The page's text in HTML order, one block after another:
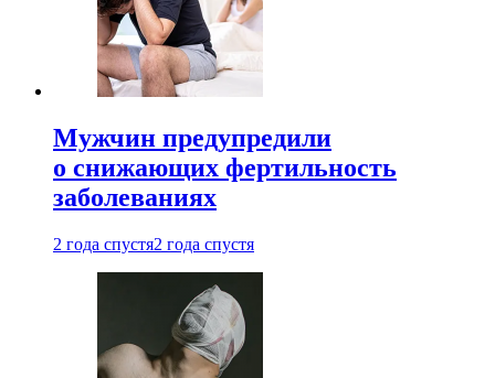
Мужчин предупредили
о снижающих фертильность
заболеваниях
2 года спустя2 года спустя